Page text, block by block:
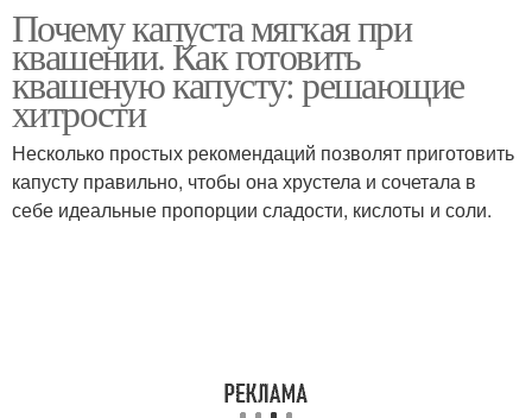
Почему капуста мягкая при
квашении. Как готовить
квашеную капусту: решающие
хитрости
Несколько простых рекомендаций позволят приготовить
капусту правильно, чтобы она хрустела и сочетала в
себе идеальные пропорции сладости, кислоты и соли.